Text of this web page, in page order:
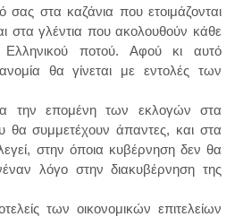
στα καζάνια που ετοιμάζονται
στα γλέντια που ακολουθούν κάθε
Ελληνικού ποτού. Αφού κι αυτό
θα γίνεται με εντολές των
την επομένη των εκλογών στα
θα συμμετέχουν άπαντες, και στα
στην όποια κυβέρνηση δεν θα
λόγο στην διακυβέρνηση της
των οικονομικών επιτελείων